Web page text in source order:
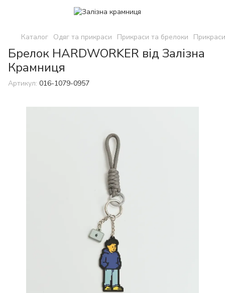
Каталог Одяг та прикраси Прикраси та брелоки
Брелок HARDWORKER від Залізна
Крамниця
Артикул: 016-1079-0957